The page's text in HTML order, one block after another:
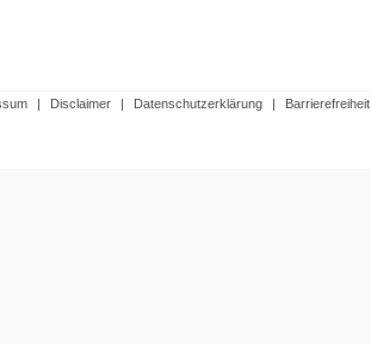
| Disclaimer | Datenschutzerklärung | Barrierefreiheit